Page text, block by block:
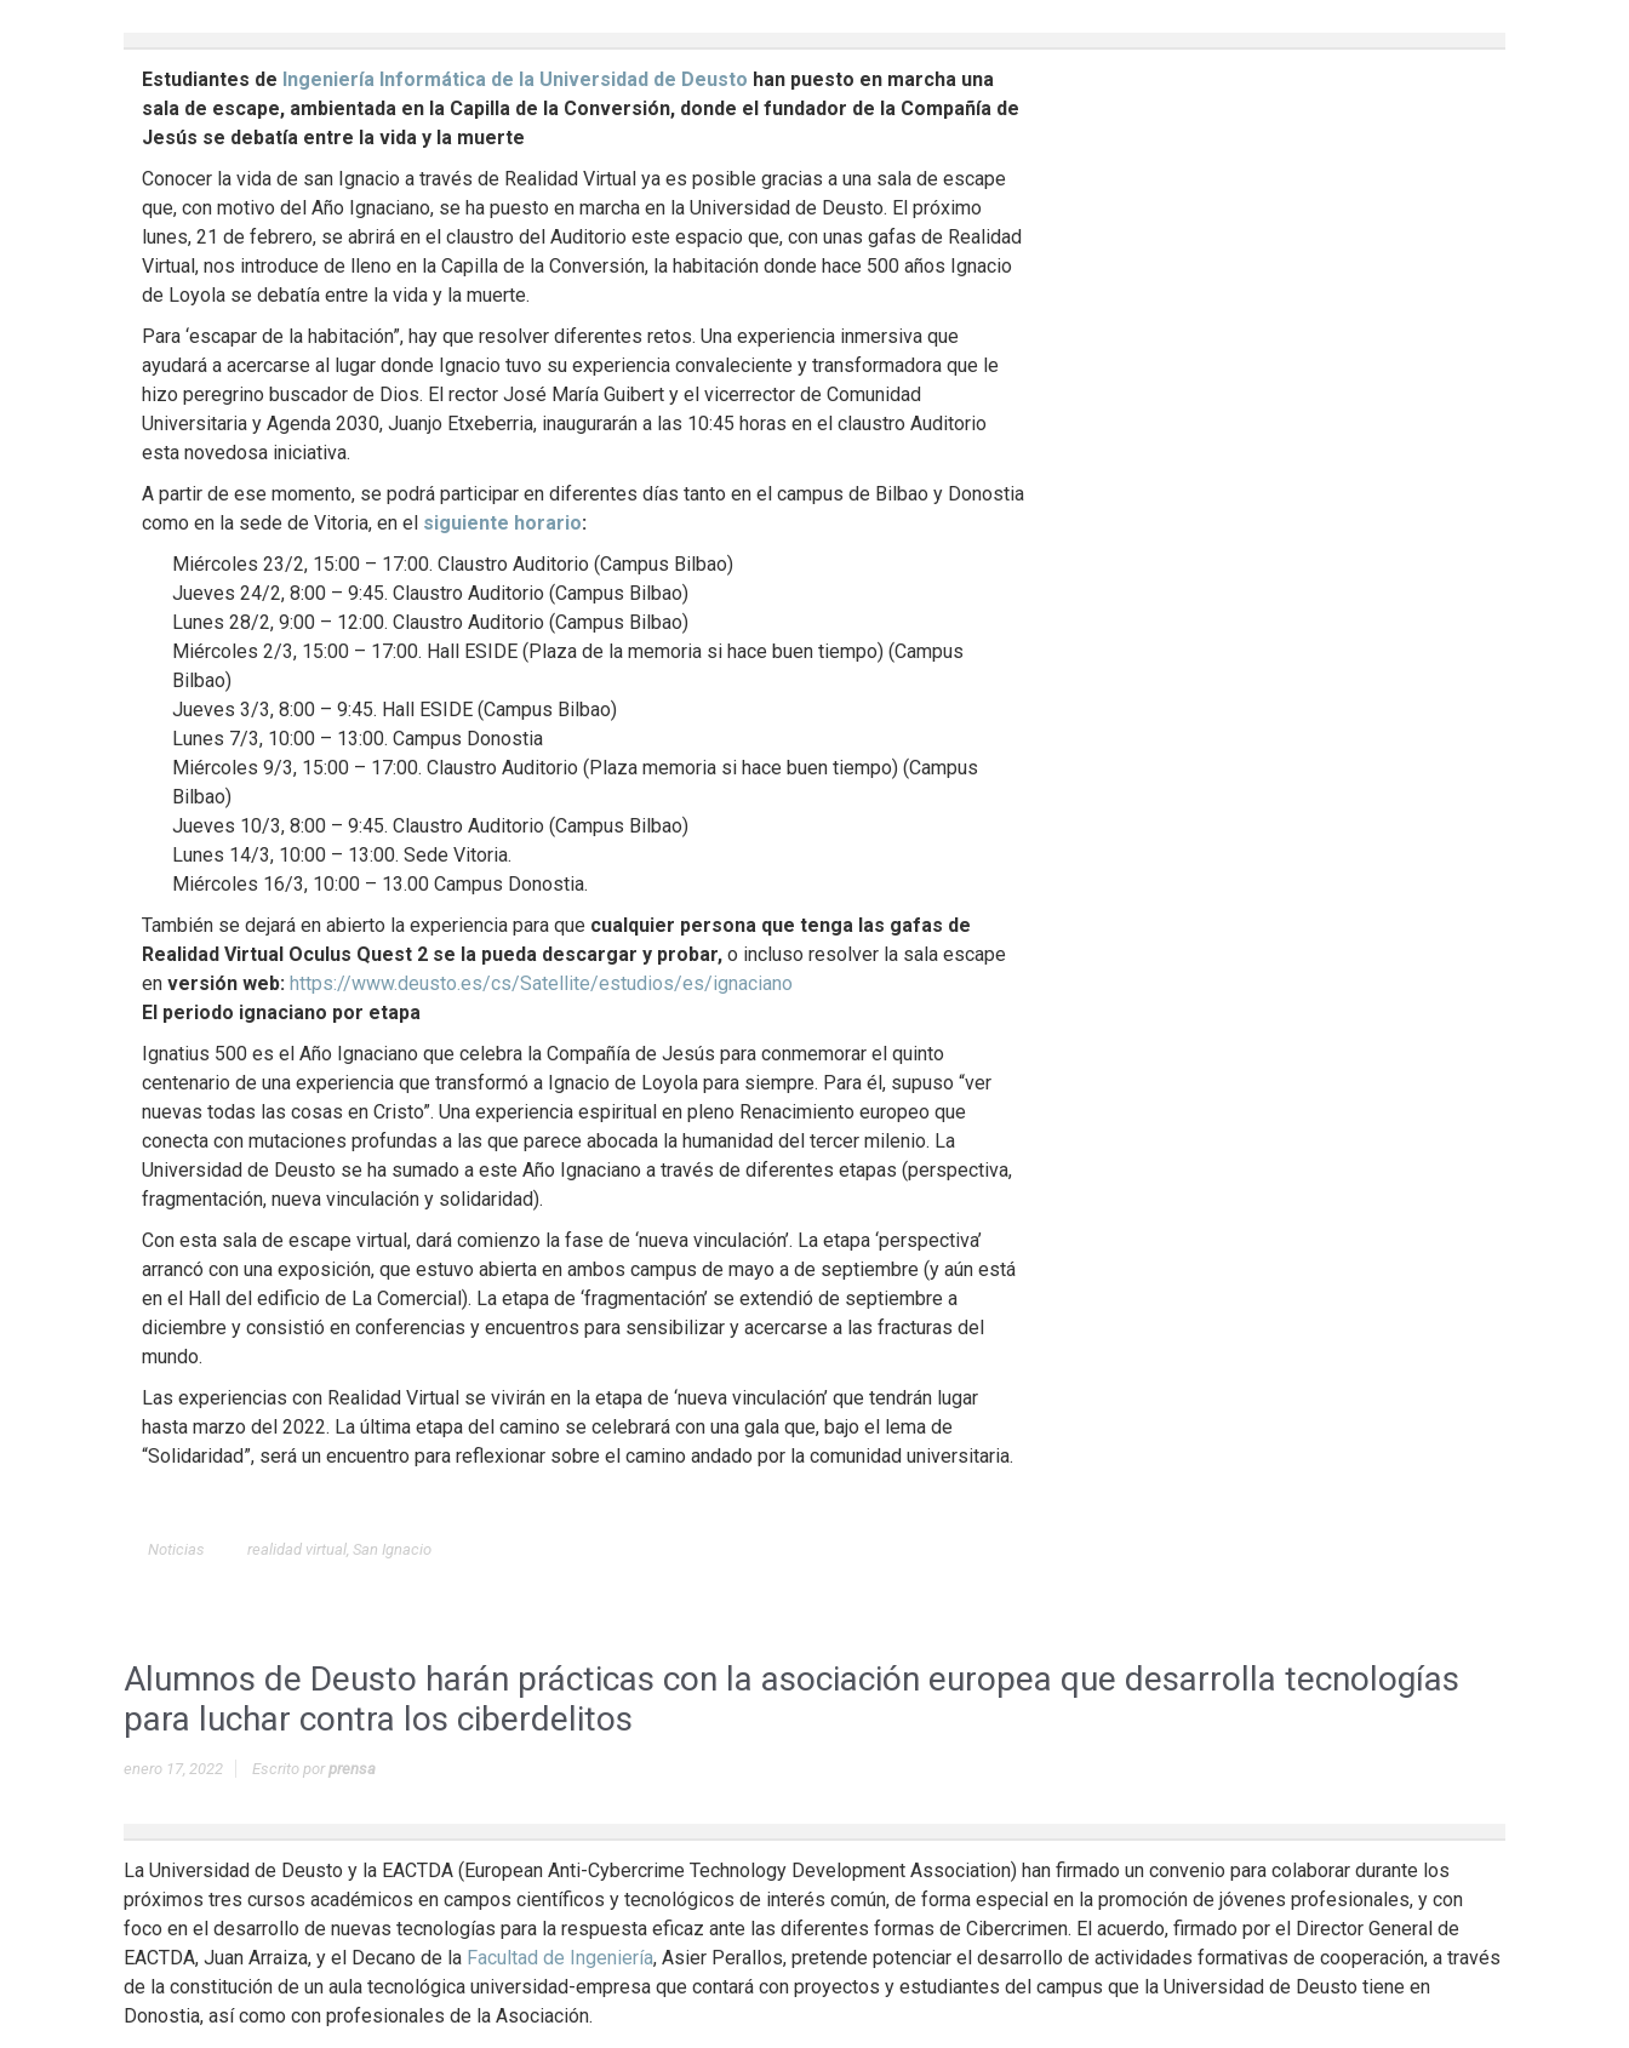
Estudiantes de Ingeniería Informática de la Universidad de Deusto han puesto en marcha una
sala de escape, ambientada en la Capilla de la Conversión, donde el fundador de la Compañía de
Jesús se debatía entre la vida y la muerte
Conocer la vida de san Ignacio a través de Realidad Virtual ya es posible gracias a una sala de escape
que, con motivo del Año Ignaciano, se ha puesto en marcha en la Universidad de Deusto. El próximo
lunes, 21 de febrero, se abrirá en el claustro del Auditorio este espacio que, con unas gafas de Realidad
Virtual, nos introduce de lleno en la Capilla de la Conversión, la habitación donde hace 500 años Ignacio
de Loyola se debatía entre la vida y la muerte.
Para ‘escapar de la habitación”, hay que resolver diferentes retos. Una experiencia inmersiva que
ayudará a acercarse al lugar donde Ignacio tuvo su experiencia convaleciente y transformadora que le
hizo peregrino buscador de Dios. El rector José María Guibert y el vicerrector de Comunidad
Universitaria y Agenda 2030, Juanjo Etxeberria, inaugurarán a las 10:45 horas en el claustro Auditorio
esta novedosa iniciativa.
A partir de ese momento, se podrá participar en diferentes días tanto en el campus de Bilbao y Donostia
como en la sede de Vitoria, en el siguiente horario:
Miércoles 23/2, 15:00 – 17:00. Claustro Auditorio (Campus Bilbao)
Jueves 24/2, 8:00 – 9:45. Claustro Auditorio (Campus Bilbao)
Lunes 28/2, 9:00 – 12:00. Claustro Auditorio (Campus Bilbao)
Miércoles 2/3, 15:00 – 17:00. Hall ESIDE (Plaza de la memoria si hace buen tiempo) (Campus
Bilbao)
Jueves 3/3, 8:00 – 9:45. Hall ESIDE (Campus Bilbao)
Lunes 7/3, 10:00 – 13:00. Campus Donostia
Miércoles 9/3, 15:00 – 17:00. Claustro Auditorio (Plaza memoria si hace buen tiempo) (Campus
Bilbao)
Jueves 10/3, 8:00 – 9:45. Claustro Auditorio (Campus Bilbao)
Lunes 14/3, 10:00 – 13:00. Sede Vitoria.
Miércoles 16/3, 10:00 – 13.00 Campus Donostia.
También se dejará en abierto la experiencia para que cualquier persona que tenga las gafas de
Realidad Virtual Oculus Quest 2 se la pueda descargar y probar, o incluso resolver la sala escape
en versión web: https://www.deusto.es/cs/Satellite/estudios/es/ignaciano
El periodo ignaciano por etapa
Ignatius 500 es el Año Ignaciano que celebra la Compañía de Jesús para conmemorar el quinto
centenario de una experiencia que transformó a Ignacio de Loyola para siempre. Para él, supuso “ver
nuevas todas las cosas en Cristo”. Una experiencia espiritual en pleno Renacimiento europeo que
conecta con mutaciones profundas a las que parece abocada la humanidad del tercer milenio. La
Universidad de Deusto se ha sumado a este Año Ignaciano a través de diferentes etapas (perspectiva,
fragmentación, nueva vinculación y solidaridad).
Con esta sala de escape virtual, dará comienzo la fase de ‘nueva vinculación’. La etapa ‘perspectiva’
arrancó con una exposición, que estuvo abierta en ambos campus de mayo a de septiembre (y aún está
en el Hall del edificio de La Comercial). La etapa de ‘fragmentación’ se extendió de septiembre a
diciembre y consistió en conferencias y encuentros para sensibilizar y acercarse a las fracturas del
mundo.
Las experiencias con Realidad Virtual se vivirán en la etapa de ‘nueva vinculación’ que tendrán lugar
hasta marzo del 2022. La última etapa del camino se celebrará con una gala que, bajo el lema de
“Solidaridad”, será un encuentro para reflexionar sobre el camino andado por la comunidad universitaria.
Noticias realidad virtual San Ignacio
Alumnos de Deusto harán prácticas con la asociación europea que desarrolla tecnologías
para luchar contra los ciberdelitos
enero 17, 2022 Escrito porprensa
La Universidad de Deusto y la EACTDA (European Anti-Cybercrime Technology Development Association) han firmado un convenio para colaborar durante los
próximos tres cursos académicos en campos científicos y tecnológicos de interés común, de forma especial en la promoción de jóvenes profesionales, y con
foco en el desarrollo de nuevas tecnologías para la respuesta eficaz ante las diferentes formas de Cibercrimen. El acuerdo, firmado por el Director General de
EACTDA, Juan Arraiza, y el Decano de la Facultad de Ingeniería, Asier Perallos, pretende potenciar el desarrollo de actividades formativas de cooperación, a través
de la constitución de un aula tecnológica universidad-empresa que contará con proyectos y estudiantes del campus que la Universidad de Deusto tiene en
Donostia, así como con profesionales de la Asociación.